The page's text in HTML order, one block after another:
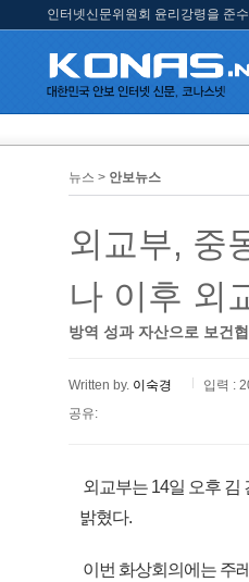
인터넷신문위원회 윤리강령을 준
뉴스 > 안보뉴스
외교부, 중
나 이후 외
방역 성과 자산으로 보건
Written by. 이숙경
입력 :
공유:
외교부는 14일 오후 김
밝혔다.
이번 화상회의에는 주